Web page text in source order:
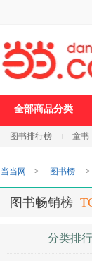
打
开
无
障
页
加
全部商品分类
图书排行榜 童书
当当网 > 图书榜 >
图书畅销榜
分类排行